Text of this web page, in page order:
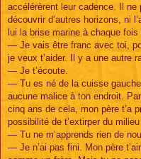
accélérèrent leur cadence. Il
découvrir d’autres horizons, ni
lui la brise marine à chaque fois
— Je vais être franc avec toi,
je veux t’aider. Il y a une autre
— Je t’écoute.
— Tu es né de la cuisse
aucune malice à ton endroit.
cinq ans de cela, mon père t’a
possibilité de t’extirper du
— Tu ne m’apprends rien de
— Je n’ai pas fini. Mon père